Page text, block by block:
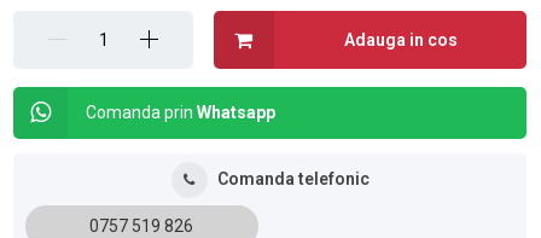
Adauga in cos
Comanda prinWhatsapp
Comanda telefonic
0757 519 826